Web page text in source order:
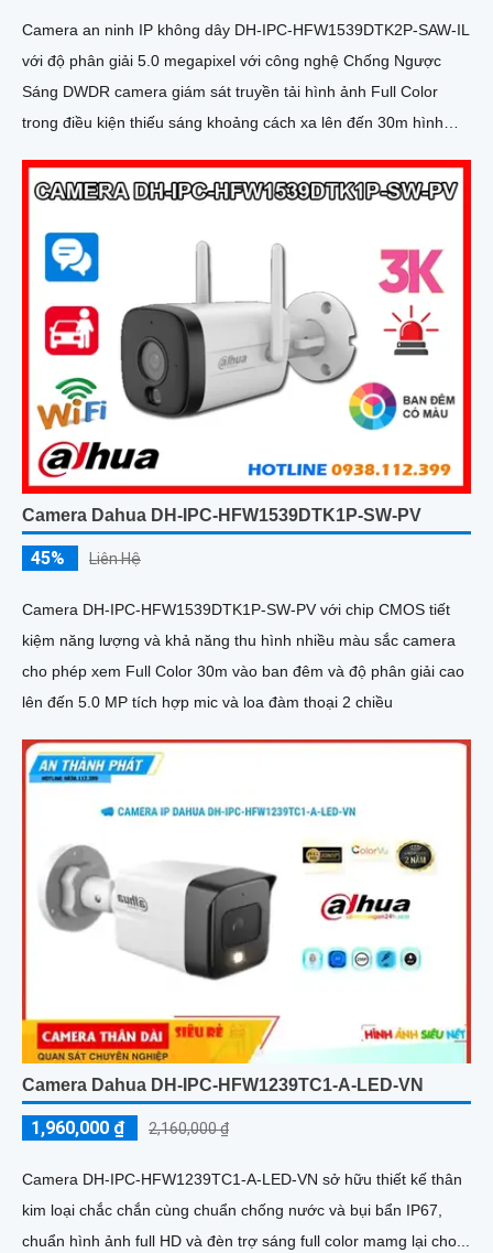
Camera an ninh IP không dây DH-IPC-HFW1539DTK2P-SAW-IL
với độ phân giải 5.0 megapixel với công nghệ Chống Ngược
Sáng DWDR camera giám sát truyền tải hình ảnh Full Color
trong điều kiện thiếu sáng khoảng cách xa lên đến 30m hình
Camera Dahua DH-IPC-HFW1539DTK1P-SW-PV
45% Liên Hệ
Camera DH-IPC-HFW1539DTK1P-SW-PV với chip CMOS tiết
kiệm năng lượng và khả năng thu hình nhiều màu sắc camera
cho phép xem Full Color 30m vào ban đêm và độ phân giải cao
lên đến 5.0 MP tích hợp mic và loa đàm thoại 2 chiều
Camera Dahua DH-IPC-HFW1239TC1-A-LED-VN
1,960,000 ₫ 2,160,000 ₫
Camera DH-IPC-HFW1239TC1-A-LED-VN sở hữu thiết kế thân
kim loại chắc chắn cùng chuẩn chống nước và bụi bẩn IP67,
chuẩn hình ảnh full HD và đèn trợ sáng full color mamg lại cho...